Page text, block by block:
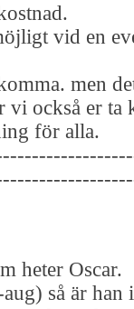
vid en
men
vi också er ta
för alla.
heter Oscar.
så är han